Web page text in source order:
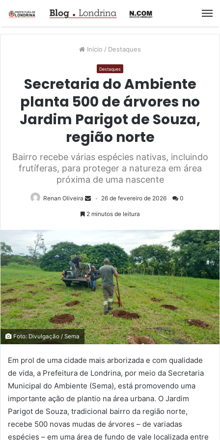
Início / Destaques
Destaques
Secretaria do Ambiente
planta 500 de árvores no
Jardim Parigot de Souza,
região norte
Bairro recebe várias espécies nativas, incluindo
frutíferas, para proteger a natureza em área
próxima de uma nascente
Renan Oliveira 26 de fevereiro de 2026 0
2 minutos de leitura
Foto: Divulgação / Sema
Em prol de uma cidade mais arborizada e com qualidade
de vida, a Prefeitura de Londrina, por meio da Secretaria
Municipal do Ambiente (Sema), está promovendo uma
importante ação de plantio na área urbana. O Jardim
Parigot de Souza, tradicional bairro da região norte,
recebe 500 novas mudas de árvores – de variadas
espécies – em uma área de fundo de vale localizada entre